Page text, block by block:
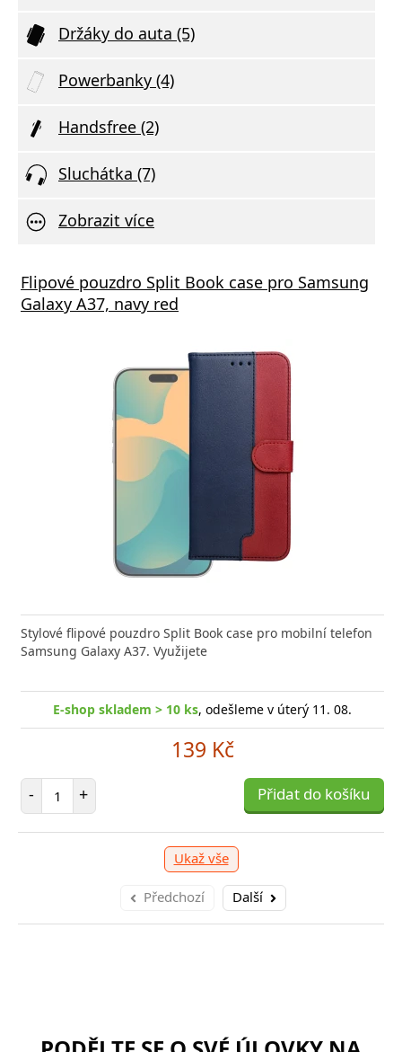
Držáky do auta (5)
Powerbanky (4)
Handsfree (2)
Sluchátka (7)
Zobrazit více
Flipové pouzdro Split Book case pro Samsung
Galaxy A37, navy red
Stylové flipové pouzdro Split Book case pro mobilní telefon
Samsung Galaxy A37. Využijete
E-shop skladem > 10 ks, odešleme v úterý 11. 08.
139 Kč
- Počet položek
+ Přidat do košíku
Ukaž vše
Předchozí Další